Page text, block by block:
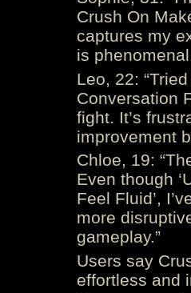
Crush On
captures my
is
Leo, 22:
Conversation
fight. It’s
improvement
Chloe, 19:
Even though
Feel Fluid’,
more
gameplay.”
Users say
effortless and